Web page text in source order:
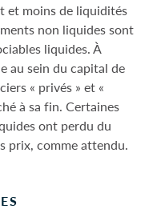
et moins de liquidités
non liquides sont
liquides. À
au sein du capital de
« privés » et «
à sa fin. Certaines
ont perdu du
prix, comme attendu.